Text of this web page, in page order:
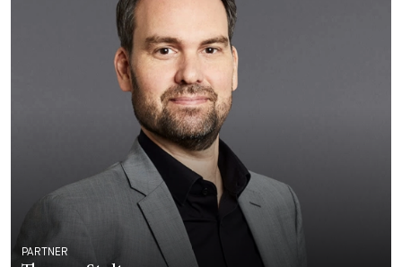
PARTNER